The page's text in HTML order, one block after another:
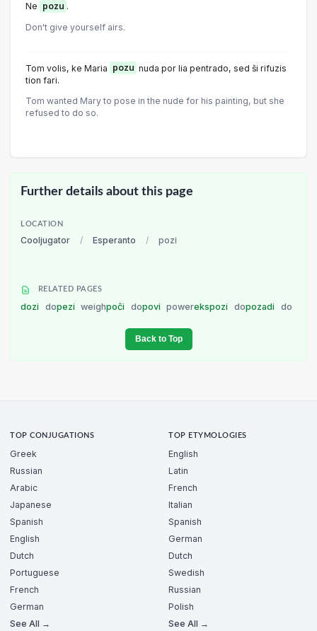
Ne pozu .
Don't give yourself airs.
Tom volis, ke Maria pozu nuda por lia pentrado, sed ŝi rifuzis
tion fari.
Tom wanted Mary to pose in the nude for his painting, but she
refused to do so.
Further details about this page
LOCATION
Cooljugator / Esperanto / pozi
RELATED PAGES
dozi dopezi weighpoĉi dopovi powerekspozi dopozadi do
Back to Top
TOP CONJUGATIONS
Greek
Russian
Arabic
Japanese
Spanish
English
Dutch
Portuguese
French
German
See All →
TOP ETYMOLOGIES
English
Latin
French
Italian
Spanish
German
Dutch
Swedish
Russian
Polish
See All →